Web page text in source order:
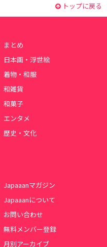
トップに戻る
まとめ
日本画・浮世絵
着物・和服
和雑貨
和菓子
エンタメ
歴史・文化
Japaaanマガジン
Japaaanについて
お問い合わせ
無料メンバー登録
月別アーカイブ